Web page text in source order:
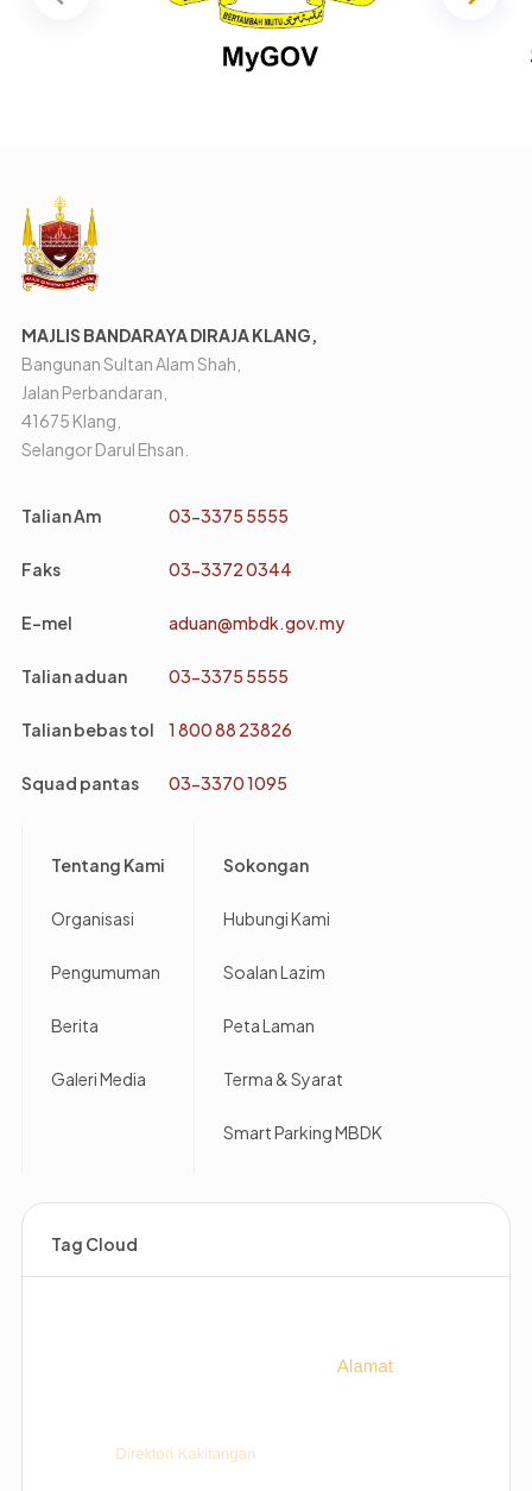
MAJLIS BANDARAYA DIRAJA KLANG,
Bangunan Sultan Alam Shah,
Jalan Perbandaran,
41675 Klang,
Selangor Darul Ehsan.
Talian Am 03-3375 5555
Faks 03-3372 0344
E-mel aduan@mbdk.gov.my
Talian aduan 03-3375 5555
Talian bebas tol 1 800 88 23826
Squad pantas 03-3370 1095
Tentang Kami
Organisasi
Pengumuman
Berita
Galeri Media
Sokongan
Hubungi Kami
Soalan Lazim
Peta Laman
Terma & Syarat
Smart Parking MBDK
Tag Cloud